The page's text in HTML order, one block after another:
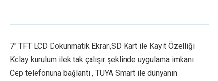
7″ TFT LCD Dokunmatik Ekran,SD Kart ile Kayıt Özelliği
Kolay kurulum ilek tak çalışır şeklinde uygulama imkanı
Cep telefonuna bağlantı , TUYA Smart ile dünyanın